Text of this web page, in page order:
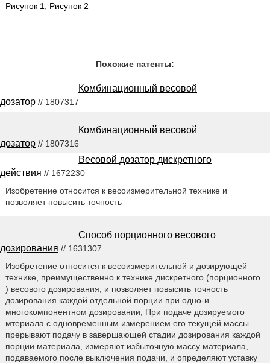
Рисунок 1
Рисунок 2
Похожие патенты:
Комбинационный весовой
дозатор // 1807317
Комбинационный весовой
дозатор // 1807316
Весовой дозатор дискретного
действия // 1672230
Изобретение относится к весоизмерительной технике и
позволяет повысить точность
Способ порционного весового
дозирования // 1631307
Изобретение относится к весоизмерительной и дозирующей
технике, преимущественно к технике дискретного (порционного
) весового дозирования, и позволяет повысить точность
дозирования каждой отдельной порции при одно-и
многокомпонентном дозировании, При подаче дозируемого
мтериала с одновременным измерением его текущей массы
прерывают подачу в завершающей стадии дозирования каждой
порции материала, измеряют избыточную массу материала,
подаваемого после выключения подачи, и определяют уставку